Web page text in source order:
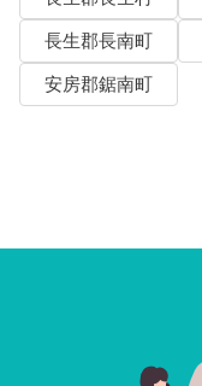
長生郡長南町
安房郡鋸南町